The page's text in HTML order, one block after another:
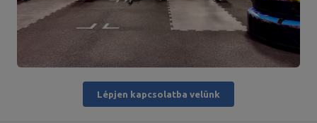
Lépjen kapcsolatba velünk